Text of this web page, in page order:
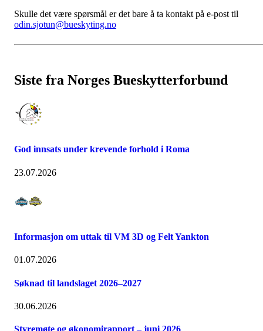
Skulle det være spørsmål er det bare å ta kontakt på e-post til
odin.sjotun@bueskyting.no
Siste fra Norges Bueskytterforbund
God innsats under krevende forhold i Roma
23.07.2026
Informasjon om uttak til VM 3D og Felt Yankton
01.07.2026
Søknad til landslaget 2026–2027
30.06.2026
Styremøte og økonomirapport – juni 2026